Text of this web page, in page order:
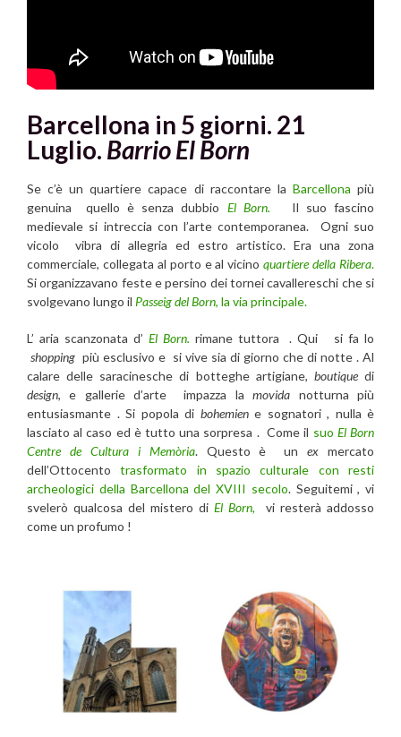
Barcellona in 5 giorni. 21
Luglio. Barrio El Born
Se c’è un quartiere capace di raccontare la Barcellona più
genuina quello è senza dubbio El Born.
Il suo fascino
medievale si intreccia con l’arte contemporanea. Ogni suo
vicolo vibra di allegria ed estro artistico. Era una zona
commerciale, collegata al porto e al vicinoquartiere della Ribera.
Si organizzavano feste e persino dei tornei cavallereschi che si
svolgevano lungo il Passeig del Born, la via principale.
L’ aria scanzonata d’ El Born. rimane tuttora . Qui si fa lo
shopping più esclusivo e si vive sia di giorno che di notte . Al
calare delle saracinesche di botteghe artigiane, boutiquedi
design, e gallerie d’arte impazza lamovida notturna più
entusiasmante . Si popola di bohemiene sognatori , nulla è
lasciato al caso ed è tutto una sorpresa . Come il suo El Born
Centre de Cultura i Memòria. Questo è unex mercato
dell’Ottocentotrasformato in spazio culturale con resti
archeologici della Barcellona del XVIII secolo. Seguitemi , vi
svelerò qualcosa del mistero di El Born,
vi resterà addosso
come un profumo !